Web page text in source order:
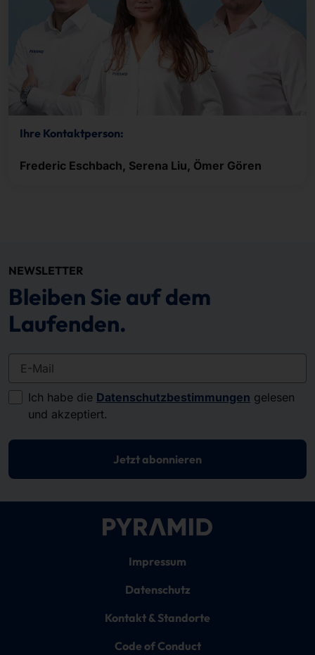
Ihre Kontaktperson:
Frederic Eschbach, Serena Liu, Ömer Gören
NEWSLETTER
Bleiben Sie auf dem
Laufenden.
Ich habe die Datenschutzbestimmungen gelesen
und akzeptiert.
Jetzt abonnieren
Impressum
Datenschutz
Kontakt & Standorte
Code of Conduct